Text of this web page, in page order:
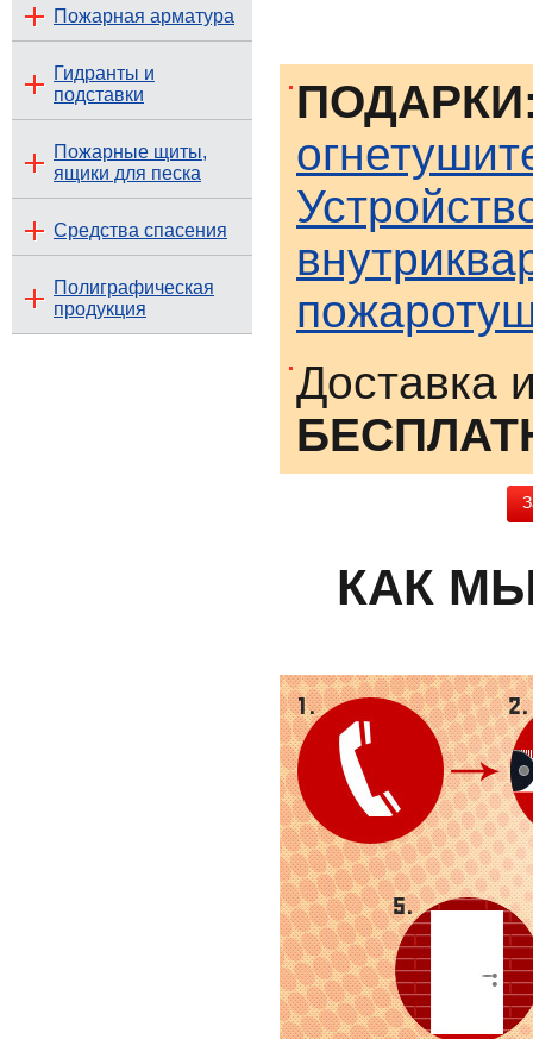
Пожарная арматура
Гидранты и
подставки
Пожарные щиты,
ящики для песка
Средства спасения
Полиграфическая
продукция
Доставка
КАК